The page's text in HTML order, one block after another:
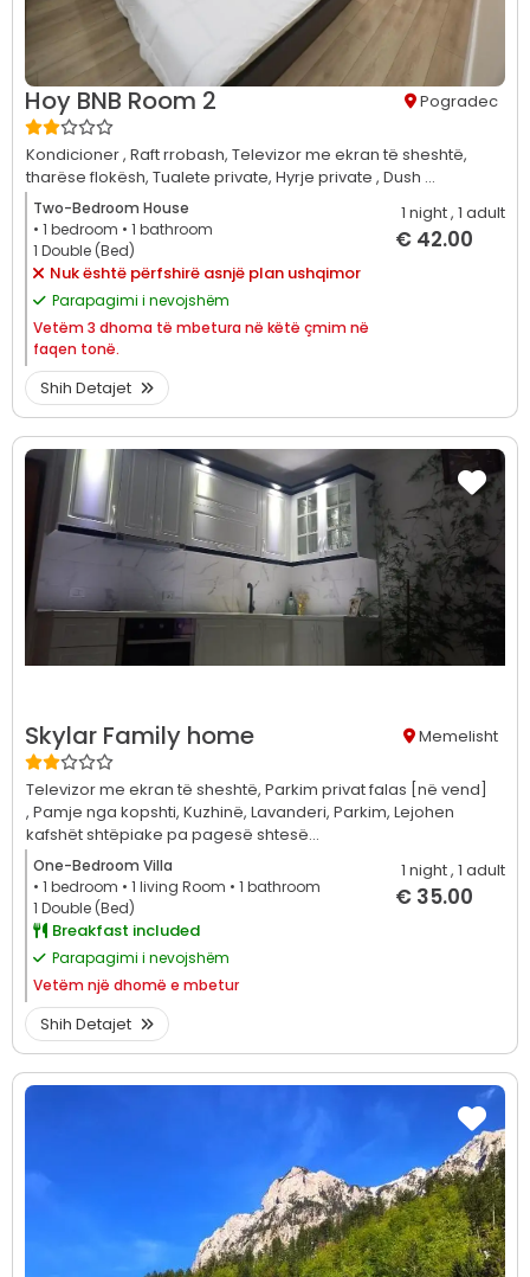
Hoy BNB Room 2 Pogradec
Kondicioner , Raft rrobash, Televizor me ekran të sheshtë,
tharëse flokësh, Tualete private, Hyrje private , Dush ...
Two-Bedroom House
• 1 bedroom • 1 bathroom
1 Double (Bed)
Nuk është përfshirë asnjë plan ushqimor
Parapagimi i nevojshëm
Vetëm 3 dhoma të mbetura në këtë çmim në
faqen tonë.
1 night, 1 adult
€ 42.00
Shih Detajet
Skylar Family home Memelisht
Televizor me ekran të sheshtë, Parkim privat falas [në vend]
, Pamje nga kopshti, Kuzhinë, Lavanderi, Parkim, Lejohen
kafshët shtëpiake pa pagesë shtesë...
One-Bedroom Villa
• 1 bedroom • 1 living Room • 1 bathroom
1 Double (Bed)
Breakfast included
Parapagimi i nevojshëm
Vetëm një dhomë e mbetur
1 night, 1 adult
€ 35.00
Shih Detajet